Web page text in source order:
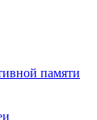
памяти